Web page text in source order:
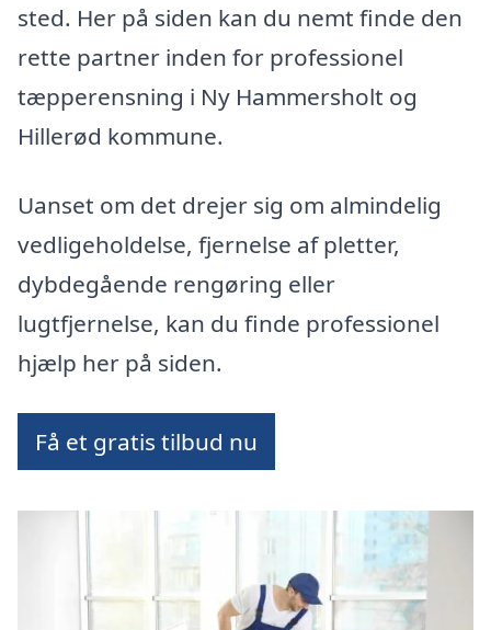
sted. Her på siden kan du nemt finde den
rette partner inden for professionel
tæpperensning i Ny Hammersholt og
Hillerød kommune.
Uanset om det drejer sig om almindelig
vedligeholdelse, fjernelse af pletter,
dybdegående rengøring eller
lugtfjernelse, kan du finde professionel
hjælp her på siden.
Få et gratis tilbud nu